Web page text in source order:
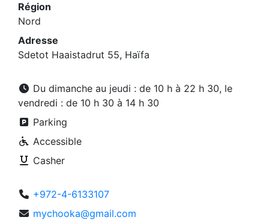
Région
Nord
Adresse
Sdetot Haaistadrut 55, Haïfa
Du dimanche au jeudi : de 10 h à 22 h 30, le
vendredi : de 10 h 30 à 14 h 30
Parking
Accessible
Casher
+972-4-6133107
mychooka@gmail.com